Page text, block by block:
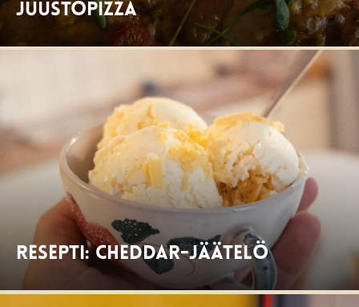
juustopizza
Resepti: Cheddar-jäätelö